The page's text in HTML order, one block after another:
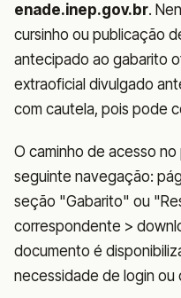
enade.inep.gov.br.
cursinho ou publicação
antecipado ao gabarito
extraoficial divulgado
com cautela, pois pode
O caminho de acesso
seguinte navegação:
seção "Gabarito" ou
correspondente >
documento é
necessidade de login ou